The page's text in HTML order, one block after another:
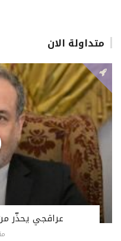
متداولة الان
عراقجي يحذّر